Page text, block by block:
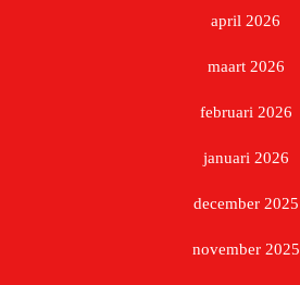
april 2026
maart 2026
februari 2026
januari 2026
december 2025
november 2025